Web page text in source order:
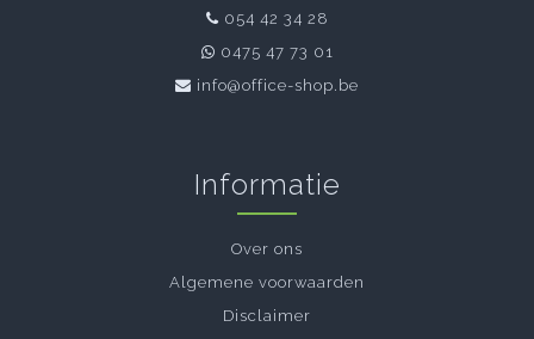
054 42 34 28
0475 47 73 01
info@office-shop.be
Informatie
Over ons
Algemene voorwaarden
Disclaimer